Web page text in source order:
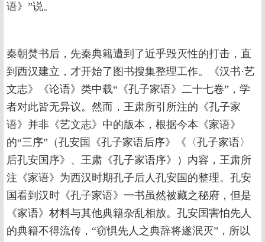
语》”说。
秦朝焚书后，先秦典籍遭到了近乎毁灭性的打击，直
到西汉建立，才开始了图书搜集整理工作。《汉书·艺
文志》《论语》类中载“《孔子家语》二十七卷”，学
者对此皆无异议。然而，王肃所引所注的《孔子家
语》并非《艺文志》中的版本，根据今本《家语》
的“三序”（孔安国《孔子家语后序》《〈孔子家语〉
后孔安国序》、王肃《孔子家语序》）内容，王肃所
注《家语》为西汉时期孔子后人孔安国的整理。孔安
国看到汉时《孔子家语》一书虽然被藏之秘府，但是
《家语》材料与其他典籍杂乱相放。孔安国害怕先人
的典籍不得流传，“窃惧先人之典辞将遂泯灭”，所以